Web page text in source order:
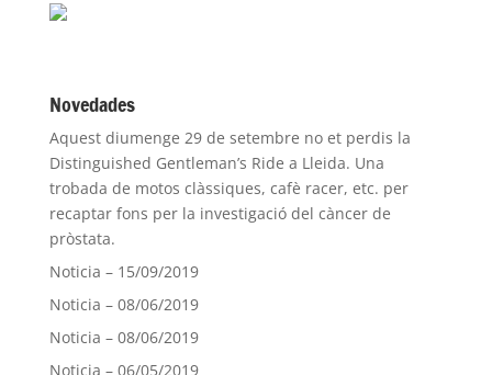
Novedades
Aquest diumenge 29 de setembre no et perdis la
Distinguished Gentleman’s Ride a Lleida. Una
trobada de motos clàssiques, cafè racer, etc. per
recaptar fons per la investigació del càncer de
pròstata.
Noticia – 15/09/2019
Noticia – 08/06/2019
Noticia – 08/06/2019
Noticia – 06/05/2019